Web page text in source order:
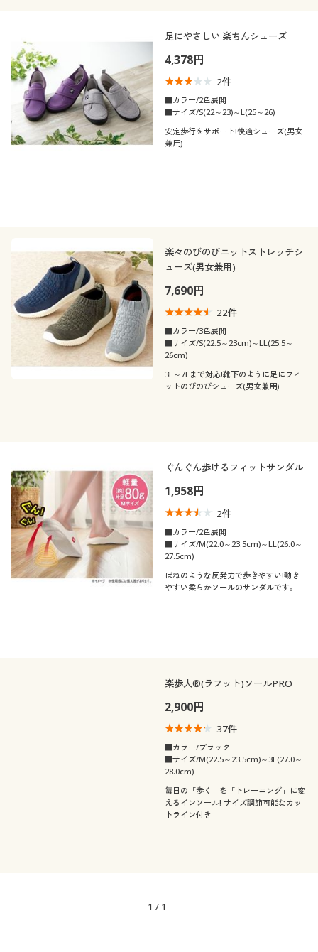
マイページ
閲覧履歴
お気に入り
よくある質問とお問い合わせ
で絞り込む
ナイロン レザー
機能・特徴
ウォッシャブル(洗
える)
抗菌防臭
シーン
スポーツ
テイスト
20代 30代
40代
60代
シーズン
春
秋 冬
価格 ～
解除する
閉じる
足にやさしい 楽ちんシューズ
4,378円
2件
■カラー/2色展開
■サイズ/S(22～23)～L(25～26)
安定歩行をサポート!快適シューズ(男女
兼用)
楽々のびのびニットストレッチシ
ューズ(男女兼用)
7,690円
22件
■カラー/3色展開
■サイズ/S(22.5～23cm)～LL(25.5～
26cm)
3E～7Eまで対応!靴下のように足にフィ
ットのびのびシューズ(男女兼用)
ぐんぐん歩けるフィットサンダル
1,958円
2件
■カラー/2色展開
■サイズ/M(22.0～23.5cm)～LL(26.0～
27.5cm)
ばねのような反発力で歩きやすい!動き
やすい柔らかソールのサンダルです。
楽歩人®(ラフット)ソールPRO
2,900円
37件
■カラー/ブラック
■サイズ/M(22.5～23.5cm)～3L(27.0～
28.0cm)
毎日の「歩く」を「トレーニング」に変
えるインソール! サイズ調節可能なカッ
トライン付き
1 / 1